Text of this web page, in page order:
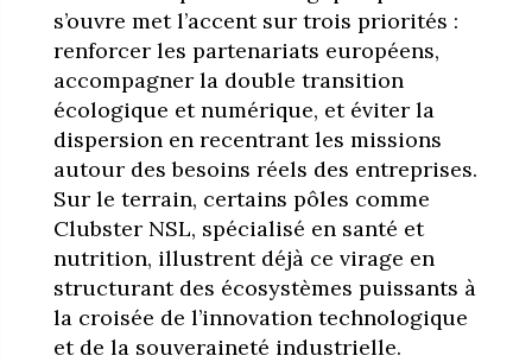
s’ouvre met l’accent sur trois priorités :
renforcer les partenariats européens,
accompagner la double transition
écologique et numérique, et éviter la
dispersion en recentrant les missions
autour des besoins réels des entreprises.
Sur le terrain, certains pôles comme
Clubster NSL, spécialisé en santé et
nutrition, illustrent déjà ce virage en
structurant des écosystèmes puissants à
la croisée de l’innovation technologique
et de la souveraineté industrielle.